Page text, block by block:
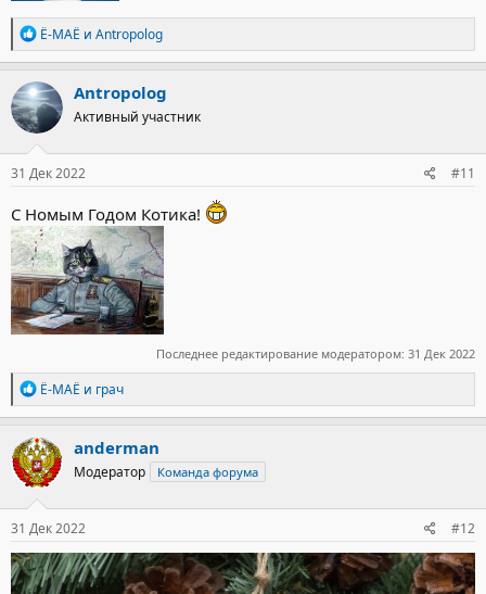
Р
е
а
к
ц
и
и
:
Ё-МАЁ и Antropolog
Antropolog
Активный участник
31 Дек 2022 #11
С Номым Годом Котика!
Последнее редактирование модератором: 31 Дек 2022
Р
е
а
к
ц
и
и
:
Ё-МАЁ и грач
anderman
Модератор Команда форума
31 Дек 2022 #12